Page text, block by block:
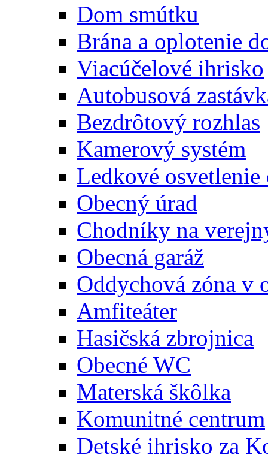
Dom smútku
Brána a oplotenie
Viacúčelové ihrisko
Autobusová
Bezdrôtový rozhlas
Kamerový systém
Ledkové osvetlenie
Obecný úrad
Chodníky na
Obecná garáž
Oddychová zóna v
Amfiteáter
Hasičská zbrojnica
Obecné WC
Materská škôlka
Komunitné centrum
Detské ihrisko za